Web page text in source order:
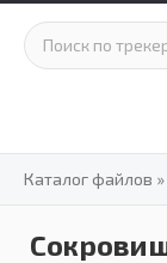
Каталог файлов »